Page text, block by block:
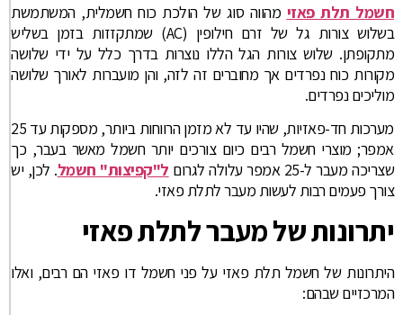
חשמל תלת פאזי מהווה סוג של הולכת כוח חשמלית, המשתמשת
בשלוש צורות גל של זרם חילופין (AC) שמתקזזות בזמן בשליש
מתקופתן. שלוש צורות הגל הללו נוצרות בדרך כלל על ידי שלושה
מקורות כוח נפרדים אך מחוברים זה לזה, והן מועברות לאורך שלושה
מוליכים נפרדים.
מערכות חד-פאזיות, שהיו עד לא מזמן הרווחות ביותר, מספקות עד 25
אמפר; מוצרי חשמל רבים כיום צורכים יותר חשמל מאשר בעבר, כך
שצריכה מעבר ל-25 אמפר עלולה לגרום
ל"קפיצות" חשמל. לכן, יש
צורך פעמים רבות לעשות מעבר לתלת פאזי.
יתרונות של מעבר לתלת פאזי
היתרונות של חשמל תלת פאזי על פני חשמל דו פאזי הם רבים, ואלו
המרכזיים שבהם: